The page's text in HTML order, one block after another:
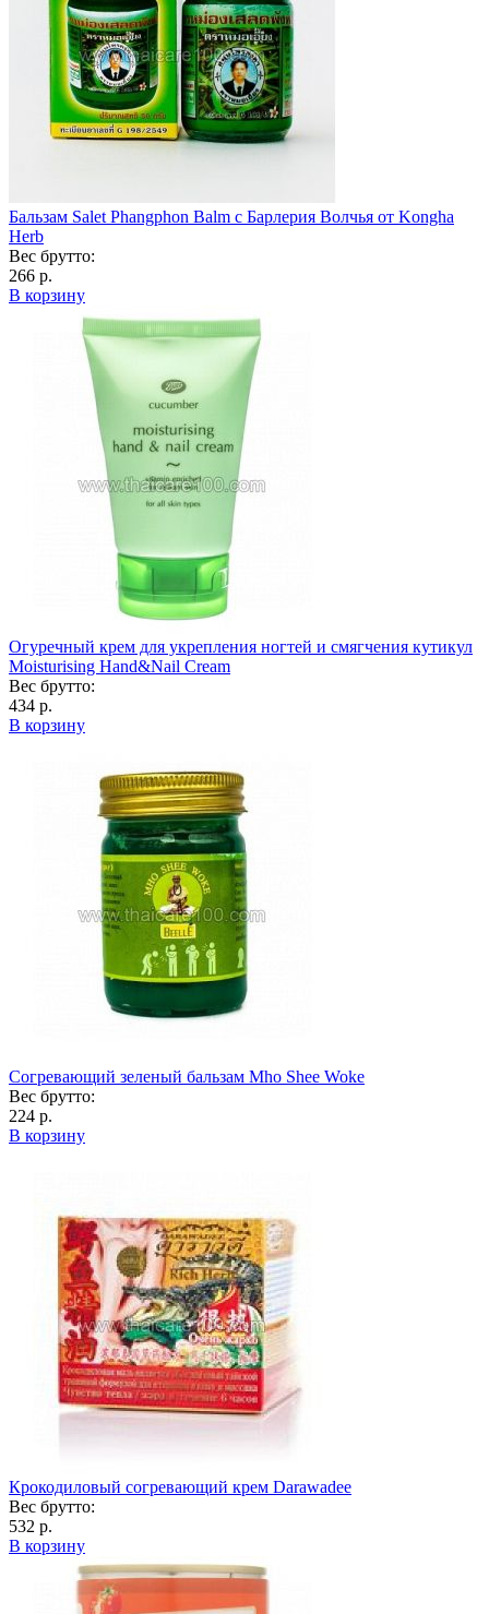
Бальзам Salet Phangphon Balm с Барлерия Волчья от Kongha
Herb
Вес брутто:
266 р.
В корзину
Огуречный крем для укрепления ногтей и смягчения кутикул
Moisturising Hand&Nail Cream
Вес брутто:
434 р.
В корзину
Согревающий зеленый бальзам Mho Shee Woke
Вес брутто:
224 р.
В корзину
Крокодиловый согревающий крем Darawadee
Вес брутто:
532 р.
В корзину